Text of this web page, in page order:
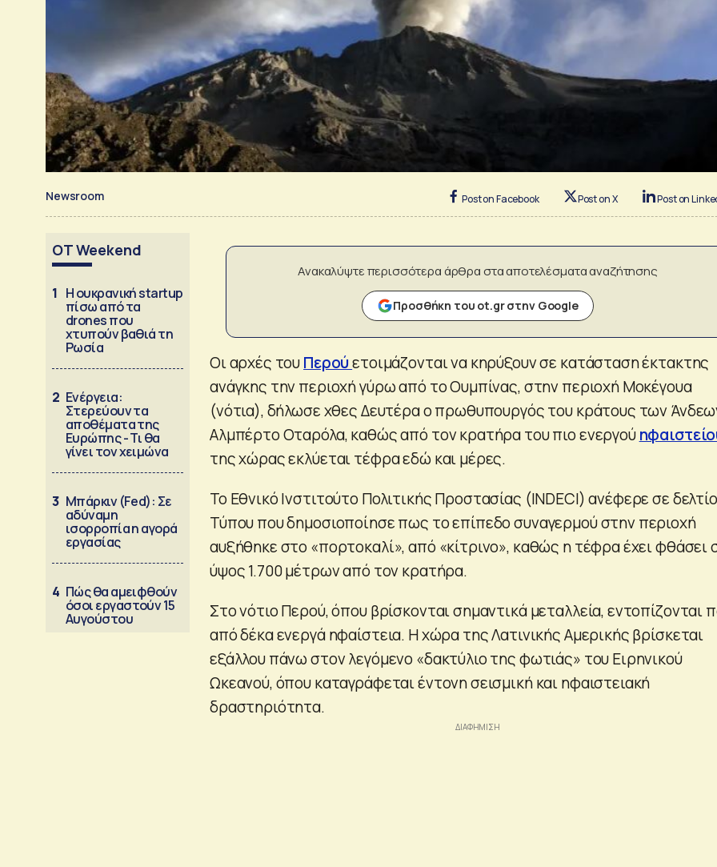
Newsroom Post on Facebook Post on X Post on
OT Weekend
1 Η ουκρανική startup
πίσω από τα
drones που
χτυπούν βαθιά τη
Ρωσία
2 Ενέργεια:
Στερεύουν τα
αποθέματα της
Ευρώπης - Τι θα
γίνει τον χειμώνα
3 Μπάρκιν (Fed): Σε
αδύναμη
ισορροπία η αγορά
εργασίας
4 Πώς θα αμειφθούν
όσοι εργαστούν 15
Αυγούστου
Ανακαλύψτε περισσότερα άρθρα στα αποτελέσματα αναζήτησης
Προσθήκη του ot.gr στην Google
Οι αρχές τουΠερούετοιμάζονται να κηρύξουν σε κατάσταση έκτακτης
ανάγκης την περιοχή γύρω από το Ουμπίνας, στην περιοχή Μοκέγουα
(νότια), δήλωσε χθες Δευτέρα ο πρωθυπουργός του κράτους των
Αλμπέρτο Οταρόλα, καθώς από τον κρατήρα του πιο ενεργού
της χώρας εκλύεται τέφρα εδώ και μέρες.
Το Εθνικό Ινστιτούτο Πολιτικής Προστασίας (INDECI) ανέφερε σε δελτίο
Τύπου που δημοσιοποίησε πως το επίπεδο συναγερμού στην περιοχή
αυξήθηκε στο «πορτοκαλί», από «κίτρινο», καθώς η τέφρα έχει φθάσει
ύψος 1.700 μέτρων από τον κρατήρα.
Στο νότιο Περού, όπου βρίσκονται σημαντικά μεταλλεία, εντοπίζονται
από δέκα ενεργά ηφαίστεια. Η χώρα της Λατινικής Αμερικής βρίσκεται
εξάλλου πάνω στον λεγόμενο «δακτύλιο της φωτιάς» του Ειρηνικού
Ωκεανού, όπου καταγράφεται έντονη σεισμική και ηφαιστειακή
δραστηριότητα.